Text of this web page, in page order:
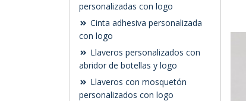
personalizadas con logo
Cinta adhesiva personalizada
con logo
Llaveros personalizados con
abridor de botellas y logo
Llaveros con mosquetón
personalizados con logo